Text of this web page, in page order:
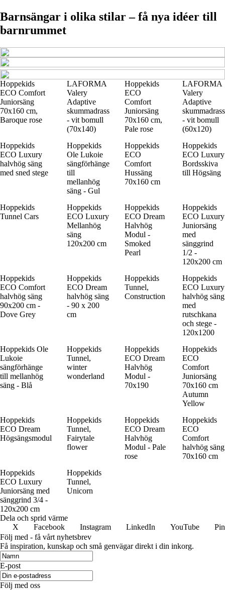
Barnsängar i olika stilar – få nya idéer till
barnrummet
Hoppekids
ECO Comfort
Juniorsäng
70x160 cm,
Baroque rose
LAFORMA
Valery
Adaptive
skummadrass
- vit bomull
(70x140)
Hoppekids
ECO
Comfort
Juniorsäng
70x160 cm,
Pale rose
LAFORMA
Valery
Adaptive
skummadrass
- vit bomull
(60x120)
Hoppekids
ECO Luxury
halvhög säng
med sned stege
Hoppekids
Ole Lukoie
sängförhänge
till
mellanhög
säng - Gul
Hoppekids
ECO
Comfort
Hussäng
70x160 cm
Hoppekids
ECO Luxury
Bordsskiva
till Högsäng
Hoppekids
Tunnel Cars
Hoppekids
ECO Luxury
Mellanhög
säng
120x200 cm
Hoppekids
ECO Dream
Halvhög
Modul -
Smoked
Pearl
Hoppekids
ECO Luxury
Juniorsäng
med
sänggrind
1/2 -
120x200 cm
Hoppekids
ECO Comfort
halvhög säng
90x200 cm -
Dove Grey
Hoppekids
ECO Dream
halvhög säng
- 90 x 200
cm
Hoppekids
Tunnel,
Construction
Hoppekids
ECO Luxury
halvhög säng
med
rutschkana
och stege -
120x1200
Hoppekids Ole
Lukoie
sängförhänge
till mellanhög
säng - Blå
Hoppekids
Tunnel,
winter
wonderland
Hoppekids
ECO Dream
Halvhög
Modul -
70x190
Hoppekids
ECO
Comfort
Juniorsäng
70x160 cm
Autumn
Yellow
Hoppekids
ECO Dream
Högsängsmodul
Hoppekids
Tunnel,
Fairytale
flower
Hoppekids
ECO Dream
Halvhög
Modul - Pale
rose
Hoppekids
ECO
Comfort
halvhög säng
70x160 cm
Hoppekids
ECO Luxury
Juniorsäng med
sänggrind 3/4 -
120x200 cm
Hoppekids
Tunnel,
Unicorn
Dela och sprid värme
X
Facebook Instagram LinkedIn YouTube
Följ med - få vårt nyhetsbrev
Få inspiration, kunskap och små genvägar direkt i din inkorg.
E-post
Följ med oss